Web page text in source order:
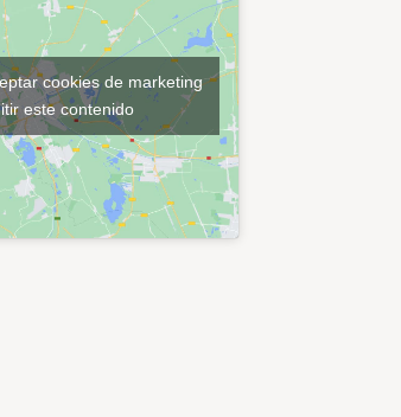
cookies de marketing
este contenido